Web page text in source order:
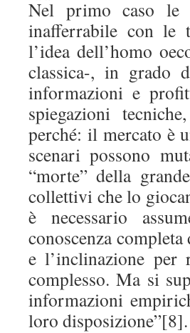
Nel primo caso le
inafferrabile con le
l’idea dell’homo
classica-, in grado
informazioni e
spiegazioni
perché: il mercato è
scenari possono
“morte” della
collettivi che lo
è necessario
conoscenza
e l’inclinazione per
complesso. Ma si
informazioni
loro disposizione”[8].